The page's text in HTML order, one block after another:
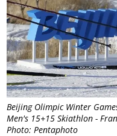
Beijing Olimpic Winter
Men's 15+15 Skiathlon -
Photo: Pentaphoto